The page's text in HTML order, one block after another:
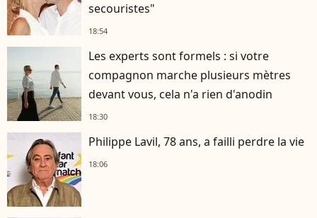
secouristes"
18:54
Les experts sont formels : si votre
compagnon marche plusieurs mètres
devant vous, cela n'a rien d'anodin
18:30
Philippe Lavil, 78 ans, a failli perdre la vie
18:06